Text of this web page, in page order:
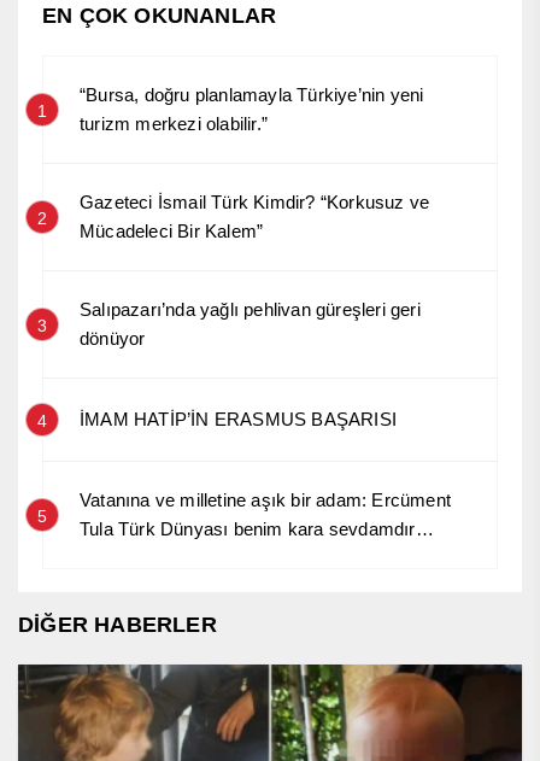
EN ÇOK OKUNANLAR
1
“Bursa, doğru planlamayla Türkiye’nin yeni
turizm merkezi olabilir.”
2
Gazeteci İsmail Türk Kimdir? “Korkusuz ve
Mücadeleci Bir Kalem”
3
Salıpazarı’nda yağlı pehlivan güreşleri geri
dönüyor
4 İMAM HATİP’İN ERASMUS BAŞARISI
5
Vatanına ve milletine aşık bir adam: Ercüment
Tula Türk Dünyası benim kara sevdamdır…
DİĞER HABERLER